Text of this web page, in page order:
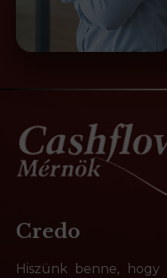
Credo
Hiszünk benne,